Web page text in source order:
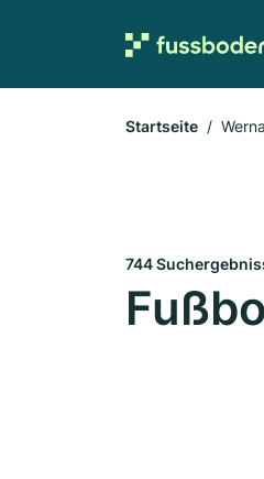
Startseite
744